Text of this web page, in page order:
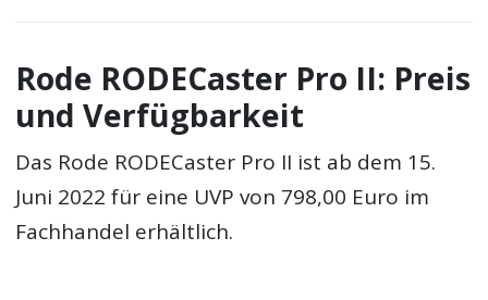
Rode RODECaster Pro II: Preis
und Verfügbarkeit
Das Rode RODECaster Pro II ist ab dem 15.
Juni 2022 für eine UVP von 798,00 Euro im
Fachhandel erhältlich.